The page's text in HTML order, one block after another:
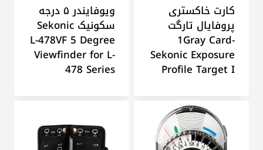
کارت خاکستری
پروفایال تارگت
1Gray Card-
Sekonic Exposure
Profile Target I
ویوفایندر ۵ درجه
سکونیک Sekonic
L-478VF 5 Degree
Viewfinder for L-
478 Series